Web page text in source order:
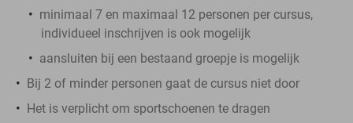
minimaal 7 en maximaal 12 personen per cursus,
individueel inschrijven is ook mogelijk
aansluiten bij een bestaand groepje is mogelijk
Bij 2 of minder personen gaat de cursus niet door
Het is verplicht om sportschoenen te dragen